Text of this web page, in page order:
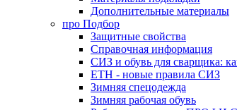
Дополнительные материалы
про Подбор
Защитные свойства
Справочная информация
СИЗ и обувь для сварщика:
ЕТН - новые правила СИЗ
Зимняя спецодежда
Зимняя рабочая обувь